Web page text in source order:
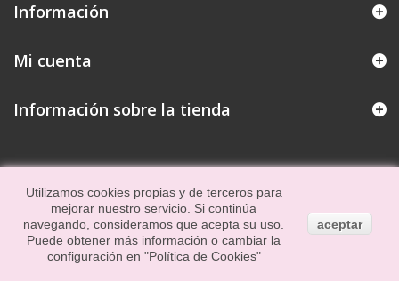
Información
Mi cuenta
Información sobre la tienda
Utilizamos cookies propias y de terceros para
mejorar nuestro servicio. Si continúa
navegando, consideramos que acepta su uso.
Puede obtener más información o cambiar la
configuración en "Política de Cookies"
aceptar